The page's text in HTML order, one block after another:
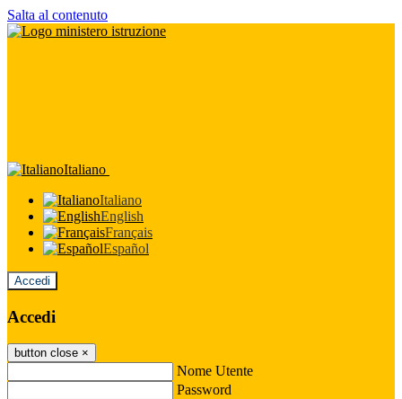
Salta al contenuto
Italiano
Italiano
English
Français
Español
Accedi
Accedi
button close ×
Nome Utente
Password